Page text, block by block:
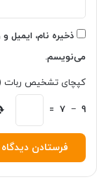
چ
ه
ر
ا
ی
ا
ذخیره نام، ایمیل
می‌نویسم.
کپچای تشخیص ربات
9
−
7
=